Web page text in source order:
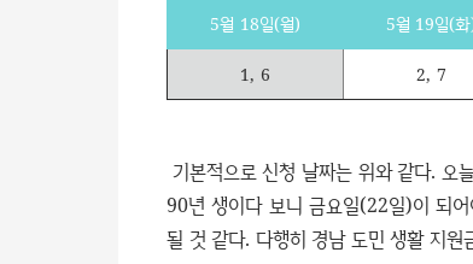
5월 18일(월) 5월 19일(
1, 6 2, 7
기본적으로 신청 날짜는 위와 같다.
90년 생이다 보니 금요일(22일)이 되
될 것 같다. 다행히 경남 도민 생활 지